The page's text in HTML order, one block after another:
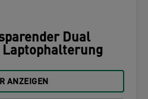
Dual
ANZEIGEN